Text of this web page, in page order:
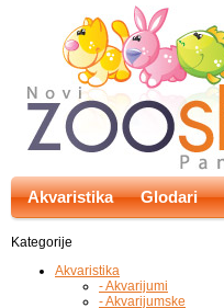
Akvaristika Glodari
Kategorije
Akvaristika
- Akvarijumi
- Akvarijumske